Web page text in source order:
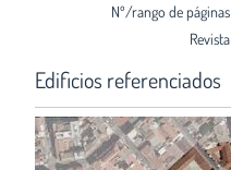
Nº/rango de páginas
Revista
Edificios referenciados